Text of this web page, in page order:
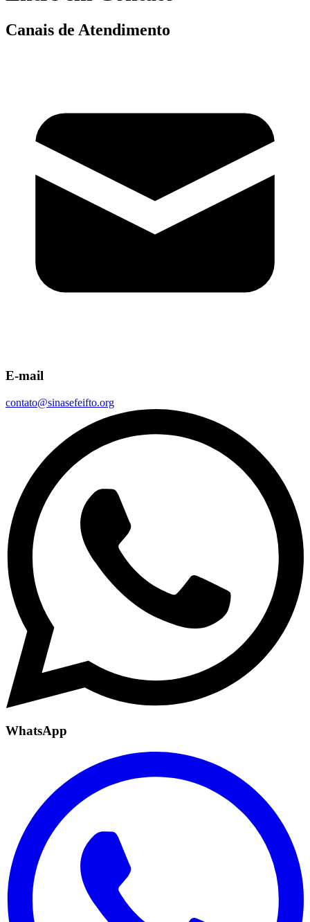
Canais de Atendimento
E-mail
contato@sinasefeifto.org
WhatsApp